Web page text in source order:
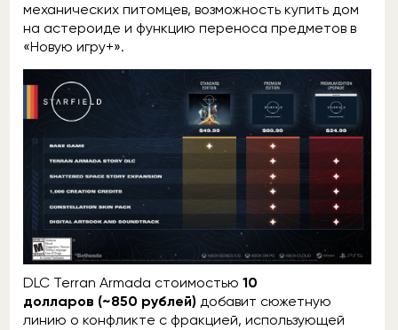
механических питомцев, возможность купить дом
на астероиде и функцию переноса предметов в
«Новую игру+».
DLC Terran Armada стоимостью 10
долларов (~850 рублей) добавит сюжетную
линию о конфликте с фракцией, использующей